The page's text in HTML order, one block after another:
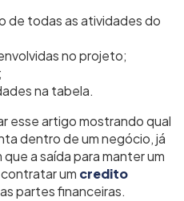
de todas as atividades do
no projeto;
na tabela.
esse artigo mostrando qual
dentro de um negócio, já
a saída para manter um
um credito
partes financeiras.